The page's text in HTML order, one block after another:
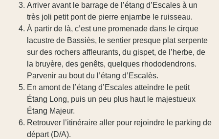
Arriver avant le barrage de l’étang d’Escales à un
très joli petit pont de pierre enjambe le ruisseau.
À partir de là, c’est une promenade dans le cirque
lacustre de Bassiès, le sentier presque plat serpente
sur des rochers affleurants, du gispet, de l’herbe, de
la bruyère, des genêts, quelques rhododendrons.
Parvenir au bout du l’étang d’Escalès.
En amont de l’étang d’Escales atteindre le petit
Étang Long, puis un peu plus haut le majestueux
Étang Majeur.
Retrouver l’itinéraire aller pour rejoindre le parking de
départ (D/A).